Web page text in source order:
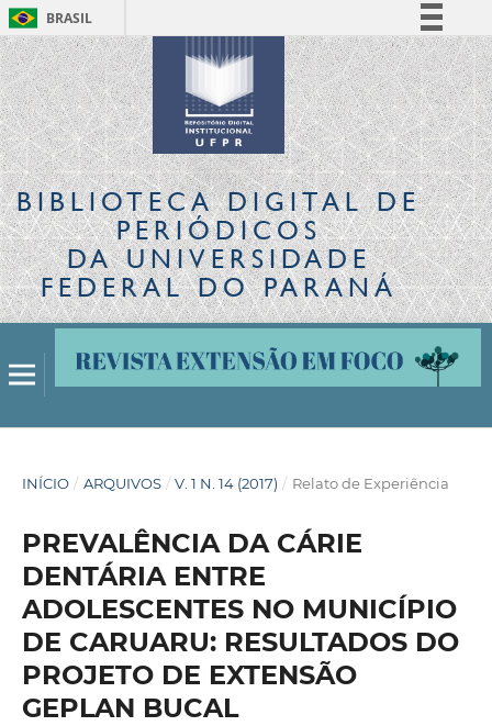
BRASIL
Simplifique!
Comunica BR
Participe
Acesso à informação
Legislação
Canais
BIBLIOTECA DIGITALDE
PERIÓDICOS
DA UNIVERSIDADE
FEDERAL DO PARANÁ
INÍCIO / ARQUIVOS / V. 1 N. 14 (2017) / Relato de Experiência
PREVALÊNCIA DA CÁRIE
DENTÁRIA ENTRE
ADOLESCENTES NO MUNICÍPIO
DE CARUARU: RESULTADOS DO
PROJETO DE EXTENSÃO
GEPLAN BUCAL